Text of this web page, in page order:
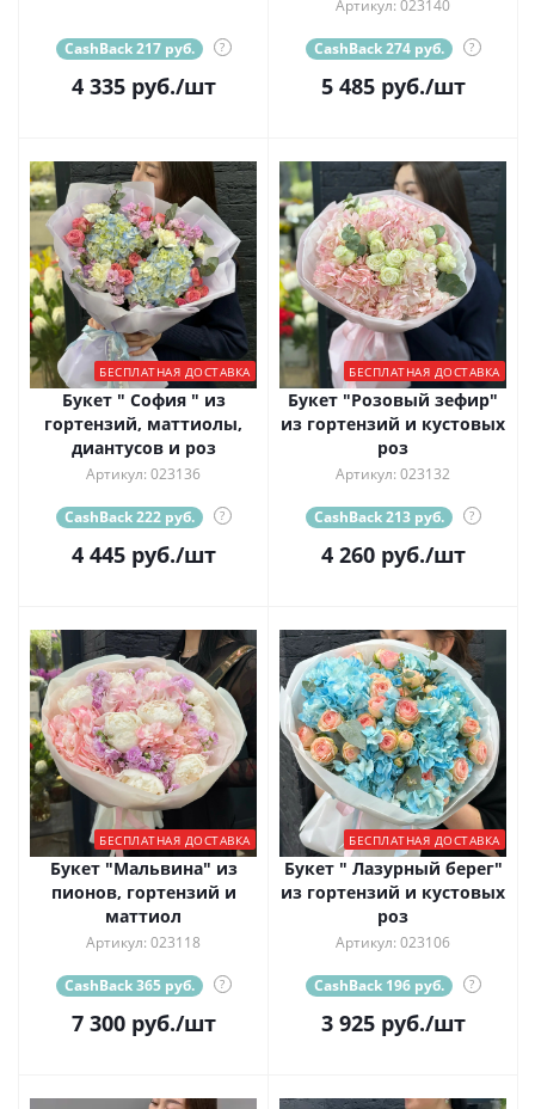
CashBack 217 руб. ?
4 335руб./шт
Артикул: 023140
CashBack 274 руб. ?
5 485руб./шт
БЕСПЛАТНАЯ ДОСТАВКА
Букет " София " из
гортензий, маттиолы,
диантусов и роз
Артикул: 023136
CashBack 222 руб. ?
4 445руб./шт
БЕСПЛАТНАЯ ДОСТАВКА
Букет "Розовый зефир"
из гортензий и кустовых
роз
Артикул: 023132
CashBack 213 руб. ?
4 260руб./шт
БЕСПЛАТНАЯ ДОСТАВКА
Букет "Мальвина" из
пионов, гортензий и
маттиол
Артикул: 023118
CashBack 365 руб. ?
7 300руб./шт
БЕСПЛАТНАЯ ДОСТАВКА
Букет " Лазурный берег"
из гортензий и кустовых
роз
Артикул: 023106
CashBack 196 руб. ?
3 925руб./шт